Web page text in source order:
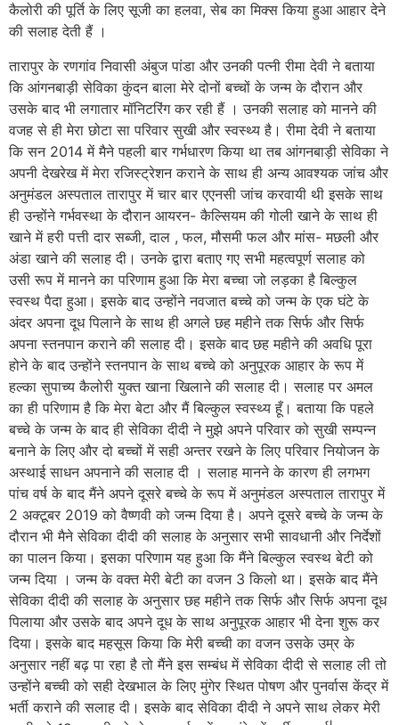
कैलोरी की पूर्ति के लिए सूजी का हलवा, सेब का मिक्स किया हुआ आहार देने
की सलाह देती हैं ।
तारापुर के रणगांव निवासी अंबुज पांडा और उनकी पत्नी रीमा देवी ने बताया
कि आंगनबाड़ी सेविका कुंदन बाला मेरे दोनों बच्चों के जन्म के दौरान और
उसके बाद भी लगातार मॉनिटरिंग कर रही हैं । उनकी सलाह को मानने की
वजह से ही मेरा छोटा सा परिवार सुखी और स्वस्थ्य है। रीमा देवी ने बताया
कि सन 2014 में मैने पहली बार गर्भधारण किया था तब आंगनबाड़ी सेविका ने
अपनी देखरेख में मेरा रजिस्ट्रेशन कराने के साथ ही अन्य आवश्यक जांच और
अनुमंडल अस्पताल तारापुर में चार बार एएनसी जांच करवायी थी इसके साथ
ही उन्होंने गर्भवस्था के दौरान आयरन- कैल्सियम की गोली खाने के साथ ही
खाने में हरी पत्ती दार सब्जी, दाल , फल, मौसमी फल और मांस- मछली और
अंडा खाने की सलाह दी। उनके द्वारा बताए गए सभी महत्वपूर्ण सलाह को
उसी रूप में मानने का परिणाम हुआ कि मेरा बच्चा जो लड़का है बिल्कुल
स्वस्थ पैदा हुआ। इसके बाद उन्होंने नवजात बच्चे को जन्म के एक घंटे के
अंदर अपना दूध पिलाने के साथ ही अगले छह महीने तक सिर्फ और सिर्फ
अपना स्तनपान कराने की सलाह दी। इसके बाद छह महीने की अवधि पूरा
होने के बाद उन्होंने स्तनपान के साथ बच्चे को अनुपूरक आहार के रूप में
हल्का सुपाच्य कैलोरी युक्त खाना खिलाने की सलाह दी। सलाह पर अमल
का ही परिणाम है कि मेरा बेटा और मैं बिल्कुल स्वस्थ्य हूँ। बताया कि पहले
बच्चे के जन्म के बाद ही सेविका दीदी ने मुझे अपने परिवार को सुखी सम्पन्न
बनाने के लिए और दो बच्चों में सही अन्तर रखने के लिए परिवार नियोजन के
अस्थाई साधन अपनाने की सलाह दी । सलाह मानने के कारण ही लगभग
पांच वर्ष के बाद मैंने अपने दूसरे बच्चे के रूप में अनुमंडल अस्पताल तारापुर में
2 अक्टूबर 2019 को वैष्णवी को जन्म दिया है। अपने दूसरे बच्चे के जन्म के
दौरान भी मैने सेविका दीदी की सलाह के अनुसार सभी सावधानी और निर्देशों
का पालन किया। इसका परिणाम यह हुआ कि मैंने बिल्कुल स्वस्थ बेटी को
जन्म दिया । जन्म के वक्त मेरी बेटी का वजन 3 किलो था। इसके बाद मैंने
सेविका दीदी की सलाह के अनुसार छह महीने तक सिर्फ और सिर्फ अपना दूध
पिलाया और उसके बाद अपने दूध के साथ अनुपूरक आहार भी देना शुरू कर
दिया। इसके बाद महसूस किया कि मेरी बच्ची का वजन उसके उम्र के
अनुसार नहीं बढ़ पा रहा है तो मैंने इस सम्बंध में सेविका दीदी से सलाह ली तो
उन्होंने बच्ची को सही देखभाल के लिए मुंगेर स्थित पोषण और पुनर्वास केंद्र में
भर्ती कराने की सलाह दी। इसके बाद सेविका दीदी ने अपने साथ लेकर मेरी